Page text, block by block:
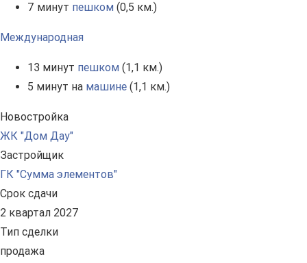
7 минут пешком (0,5 км.)
Международная
13 минут пешком (1,1 км.)
5 минут на машине (1,1 км.)
Новостройка
ЖК "Дом Дау"
Застройщик
ГК "Сумма элементов"
Срок сдачи
2 квартал 2027
Тип сделки
продажа